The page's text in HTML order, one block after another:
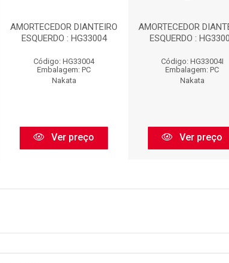
AMORTECEDOR DIANTEIRO
ESQUERDO : HG33004
Código: HG33004
Embalagem: PC
Nakata
Ver preço
AMORTECEDOR
ESQUERDO :
Código: HG33004I
Embalagem: PC
Nakata
Ver preço